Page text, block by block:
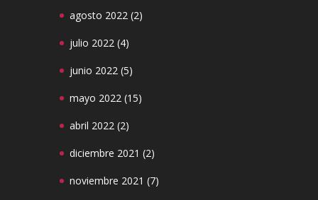
agosto 2022 (2)
julio 2022 (4)
junio 2022 (5)
mayo 2022 (15)
abril 2022 (2)
diciembre 2021 (2)
noviembre 2021 (7)